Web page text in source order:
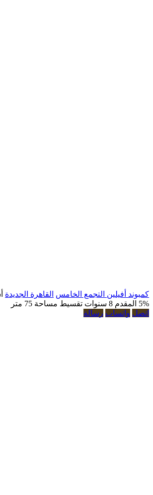
كمبوند أفيلين التجمع الخامس القاهرة الجديدة
5% المقدم
8 سنوات تقسيط
مساحة 75 متر
اتصل واتساب رسالة